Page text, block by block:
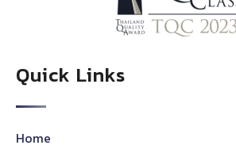
Quick Links
Home